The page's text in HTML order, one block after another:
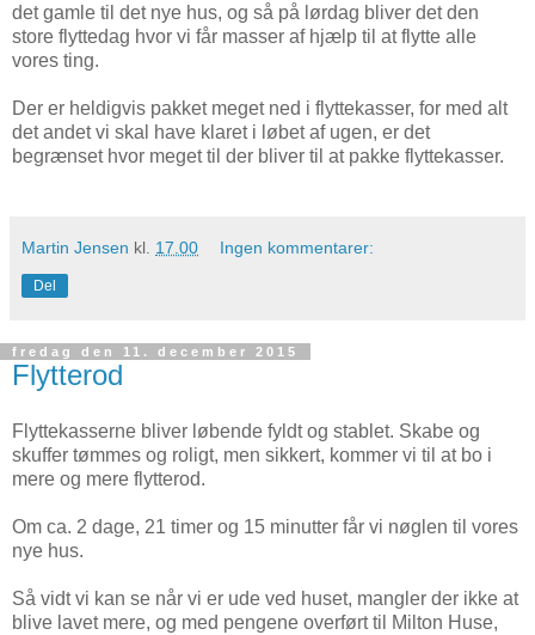
det gamle til det nye hus, og så på lørdag bliver det den
store flyttedag hvor vi får masser af hjælp til at flytte alle
vores ting.
Der er heldigvis pakket meget ned i flyttekasser, for med alt
det andet vi skal have klaret i løbet af ugen, er det
begrænset hvor meget til der bliver til at pakke flyttekasser.
Martin Jensen kl. 17.00 Ingen kommentarer:
Del
fredag den 11. december 2015
Flytterod
Flyttekasserne bliver løbende fyldt og stablet. Skabe og
skuffer tømmes og roligt, men sikkert, kommer vi til at bo i
mere og mere flytterod.
Om ca. 2 dage, 21 timer og 15 minutter får vi nøglen til vores
nye hus.
Så vidt vi kan se når vi er ude ved huset, mangler der ikke at
blive lavet mere, og med pengene overført til Milton Huse,